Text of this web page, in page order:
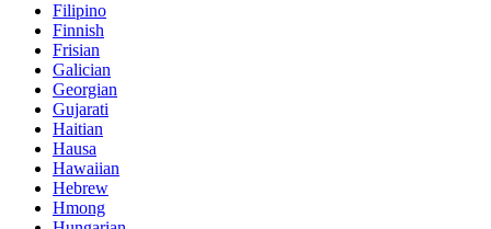
Filipino
Finnish
Frisian
Galician
Georgian
Gujarati
Haitian
Hausa
Hawaiian
Hebrew
Hmong